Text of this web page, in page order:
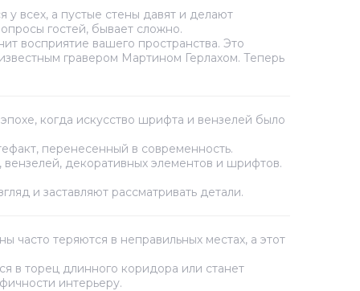
у всех, а пустые стены давят и делают
гостей, бывает сложно.
восприятие вашего пространства. Это
гравером Мартином Герлахом. Теперь
когда искусство шрифта и вензелей было
перенесенный в современность.
декоративных элементов и шрифтов.
и заставляют рассматривать детали.
часто теряются в неправильных местах, а этот
в торец длинного коридора или станет
интерьеру.